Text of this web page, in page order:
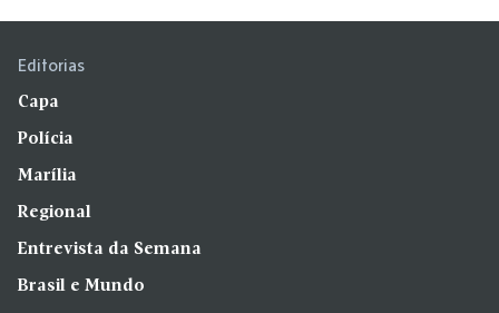
Editorias
Capa
Polícia
Marília
Regional
Entrevista da Semana
Brasil e Mundo